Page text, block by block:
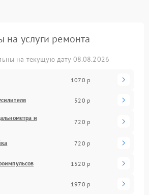
на услуги ремонта
на текущую дату 08.08.2026
1070 р
520 р
и
720 р
720 р
1520 р
1970 р